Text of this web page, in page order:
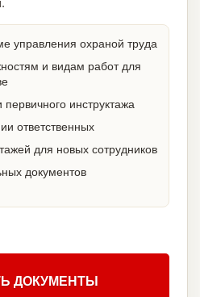
управления охраной труда
и видам работ для
инструктажа
ответственных
для новых сотрудников
документов
ДОКУМЕНТЫ